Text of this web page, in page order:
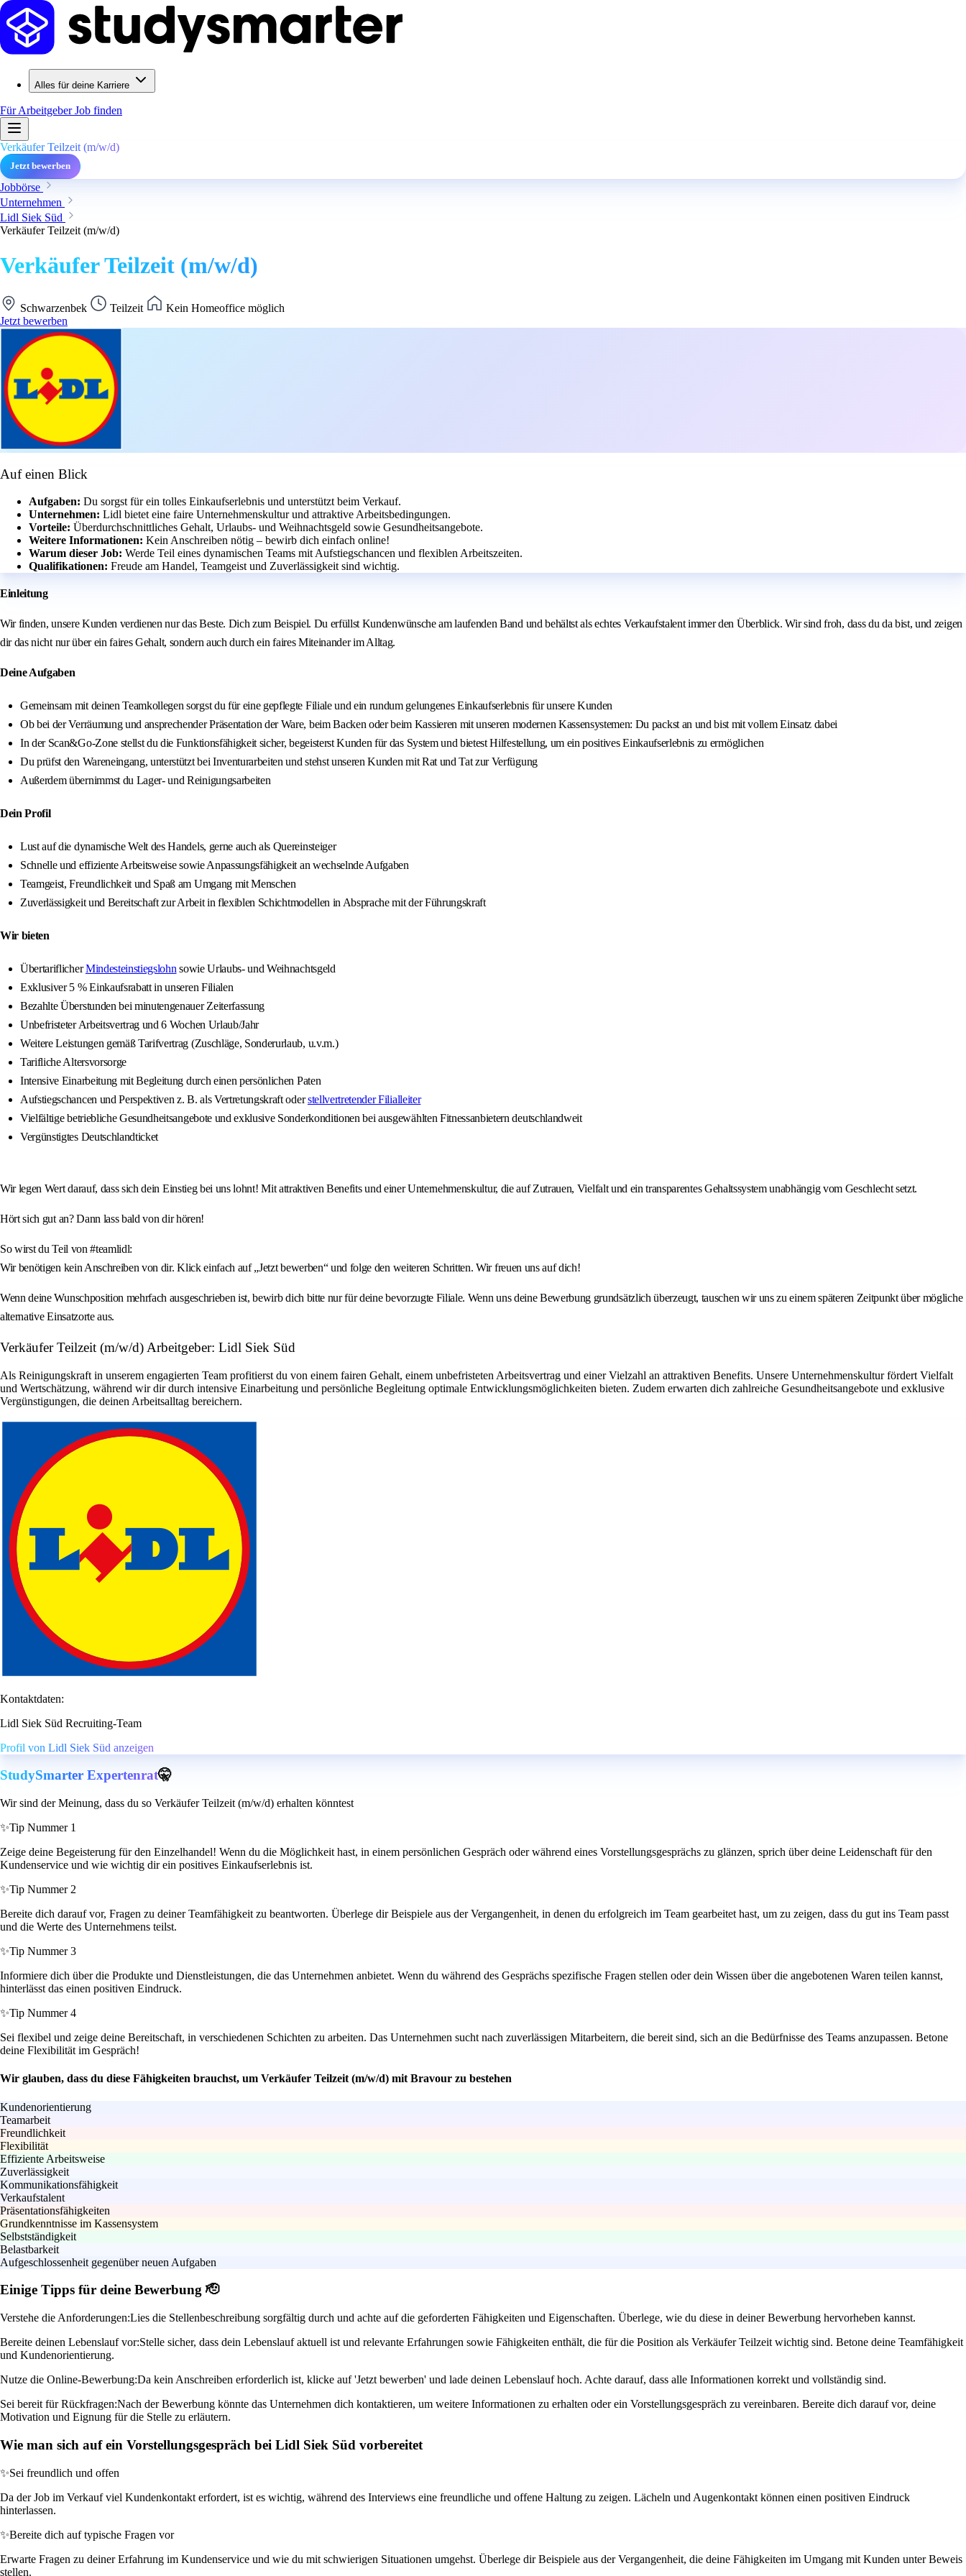
Alles für deine Karriere
Für ArbeitgeberJob finden
Verkäufer Teilzeit (m/w/d)
Jetzt bewerben
Jobbörse
Unternehmen
Lidl Siek Süd
Verkäufer Teilzeit (m/w/d)
Verkäufer Teilzeit (m/w/d)
Schwarzenbek Teilzeit
Kein Homeoffice möglich
Jetzt bewerben
Auf einen Blick
Aufgaben: Du sorgst für ein tolles Einkaufserlebnis und unterstützt beim Verkauf.
Unternehmen: Lidl bietet eine faire Unternehmenskultur und attraktive Arbeitsbedingungen.
Vorteile: Überdurchschnittliches Gehalt, Urlaubs- und Weihnachtsgeld sowie Gesundheitsangebote.
Weitere Informationen: Kein Anschreiben nötig – bewirb dich einfach online!
Warum dieser Job: Werde Teil eines dynamischen Teams mit Aufstiegschancen und flexiblen Arbeitszeiten.
Qualifikationen: Freude am Handel, Teamgeist und Zuverlässigkeit sind wichtig.
Einleitung
Wir finden, unsere Kunden verdienen nur das Beste. Dich zum Beispiel. Du erfüllst Kundenwünsche am laufenden Band und behältst als echtes Verkaufstalent immer den Überblick. Wir sind froh, dass du da bist, und zeigen
dir das nicht nur über ein faires Gehalt, sondern auch durch ein faires Miteinander im Alltag.
Deine Aufgaben
Gemeinsam mit deinen Teamkollegen sorgst du für eine gepflegte Filiale und ein rundum gelungenes Einkaufserlebnis für unsere Kunden
Ob bei der Verräumung und ansprechender Präsentation der Ware, beim Backen oder beim Kassieren mit unseren modernen Kassensystemen: Du packst an und bist mit vollem Einsatz dabei
In der Scan&Go-Zone stellst du die Funktionsfähigkeit sicher, begeisterst Kunden für das System und bietest Hilfestellung, um ein positives Einkaufserlebnis zu ermöglichen
Du prüfst den Wareneingang, unterstützt bei Inventurarbeiten und stehst unseren Kunden mit Rat und Tat zur Verfügung
Außerdem übernimmst du Lager- und Reinigungsarbeiten
Dein Profil
Lust auf die dynamische Welt des Handels, gerne auch als Quereinsteiger
Schnelle und effiziente Arbeitsweise sowie Anpassungsfähigkeit an wechselnde Aufgaben
Teamgeist, Freundlichkeit und Spaß am Umgang mit Menschen
Zuverlässigkeit und Bereitschaft zur Arbeit in flexiblen Schichtmodellen in Absprache mit der Führungskraft
Wir bieten
ÜbertariflicherMindesteinstiegslohn sowie Urlaubs- und Weihnachtsgeld
Exklusiver 5 % Einkaufsrabatt in unseren Filialen
Bezahlte Überstunden bei minutengenauer Zeiterfassung
Unbefristeter Arbeitsvertrag und 6 Wochen Urlaub/Jahr
Weitere Leistungen gemäß Tarifvertrag (Zuschläge, Sonderurlaub, u.v.m.)
Tarifliche Altersvorsorge
Intensive Einarbeitung mit Begleitung durch einen persönlichen Paten
Aufstiegschancen und Perspektiven z. B. als Vertretungskraft oderstellvertretender Filialleiter
Vielfältige betriebliche Gesundheitsangebote und exklusive Sonderkonditionen bei ausgewählten Fitnessanbietern deutschlandweit
Vergünstigtes Deutschlandticket
Wir legen Wert darauf, dass sich dein Einstieg bei uns lohnt! Mit attraktiven Benefits und einer Unternehmenskultur, die auf Zutrauen, Vielfalt und ein transparentes Gehaltssystem unabhängig vom Geschlecht setzt.
Hört sich gut an? Dann lass bald von dir hören!
So wirst du Teil von #teamlidl:
Wir benötigen kein Anschreiben von dir. Klick einfach auf „Jetzt bewerben“ und folge den weiteren Schritten. Wir freuen uns auf dich!
Wenn deine Wunschposition mehrfach ausgeschrieben ist, bewirb dich bitte nur für deine bevorzugte Filiale. Wenn uns deine Bewerbung grundsätzlich überzeugt, tauschen wir uns zu einem späteren Zeitpunkt über mögliche
alternative Einsatzorte aus.
Verkäufer Teilzeit (m/w/d) Arbeitgeber: Lidl Siek Süd
Als Reinigungskraft in unserem engagierten Team profitierst du von einem fairen Gehalt, einem unbefristeten Arbeitsvertrag und einer Vielzahl an attraktiven Benefits. Unsere Unternehmenskultur fördert Vielfalt
und Wertschätzung, während wir dir durch intensive Einarbeitung und persönliche Begleitung optimale Entwicklungsmöglichkeiten bieten. Zudem erwarten dich zahlreiche Gesundheitsangebote und exklusive
Vergünstigungen, die deinen Arbeitsalltag bereichern.
Kontaktdaten:
Lidl Siek Süd Recruiting-Team
Profil von Lidl Siek Süd anzeigen
StudySmarter Expertenrat🤫
Wir sind der Meinung, dass du so Verkäufer Teilzeit (m/w/d) erhalten könntest
✨Tip Nummer 1
Zeige deine Begeisterung für den Einzelhandel! Wenn du die Möglichkeit hast, in einem persönlichen Gespräch oder während eines Vorstellungsgesprächs zu glänzen, sprich über deine Leidenschaft für den
Kundenservice und wie wichtig dir ein positives Einkaufserlebnis ist.
✨Tip Nummer 2
Bereite dich darauf vor, Fragen zu deiner Teamfähigkeit zu beantworten. Überlege dir Beispiele aus der Vergangenheit, in denen du erfolgreich im Team gearbeitet hast, um zu zeigen, dass du gut ins Team passt
und die Werte des Unternehmens teilst.
✨Tip Nummer 3
Informiere dich über die Produkte und Dienstleistungen, die das Unternehmen anbietet. Wenn du während des Gesprächs spezifische Fragen stellen oder dein Wissen über die angebotenen Waren teilen kannst,
hinterlässt das einen positiven Eindruck.
✨Tip Nummer 4
Sei flexibel und zeige deine Bereitschaft, in verschiedenen Schichten zu arbeiten. Das Unternehmen sucht nach zuverlässigen Mitarbeitern, die bereit sind, sich an die Bedürfnisse des Teams anzupassen. Betone
deine Flexibilität im Gespräch!
Wir glauben, dass du diese Fähigkeiten brauchst, um Verkäufer Teilzeit (m/w/d) mit Bravour zu bestehen
Kundenorientierung
Teamarbeit
Freundlichkeit
Flexibilität
Effiziente Arbeitsweise
Zuverlässigkeit
Kommunikationsfähigkeit
Verkaufstalent
Präsentationsfähigkeiten
Grundkenntnisse im Kassensystem
Selbstständigkeit
Belastbarkeit
Aufgeschlossenheit gegenüber neuen Aufgaben
Einige Tipps für deine Bewerbung 🫡
Verstehe die Anforderungen:Lies die Stellenbeschreibung sorgfältig durch und achte auf die geforderten Fähigkeiten und Eigenschaften. Überlege, wie du diese in deiner Bewerbung hervorheben kannst.
Bereite deinen Lebenslauf vor:Stelle sicher, dass dein Lebenslauf aktuell ist und relevante Erfahrungen sowie Fähigkeiten enthält, die für die Position als Verkäufer Teilzeit wichtig sind. Betone deine Teamfähigkeit
und Kundenorientierung.
Nutze die Online-Bewerbung:Da kein Anschreiben erforderlich ist, klicke auf 'Jetzt bewerben' und lade deinen Lebenslauf hoch. Achte darauf, dass alle Informationen korrekt und vollständig sind.
Sei bereit für Rückfragen:Nach der Bewerbung könnte das Unternehmen dich kontaktieren, um weitere Informationen zu erhalten oder ein Vorstellungsgespräch zu vereinbaren. Bereite dich darauf vor, deine
Motivation und Eignung für die Stelle zu erläutern.
Wie man sich auf ein Vorstellungsgespräch bei Lidl Siek Süd vorbereitet
✨Sei freundlich und offen
Da der Job im Verkauf viel Kundenkontakt erfordert, ist es wichtig, während des Interviews eine freundliche und offene Haltung zu zeigen. Lächeln und Augenkontakt können einen positiven Eindruck
hinterlassen.
✨Bereite dich auf typische Fragen vor
Erwarte Fragen zu deiner Erfahrung im Kundenservice und wie du mit schwierigen Situationen umgehst. Überlege dir Beispiele aus der Vergangenheit, die deine Fähigkeiten im Umgang mit Kunden unter Beweis
stellen.